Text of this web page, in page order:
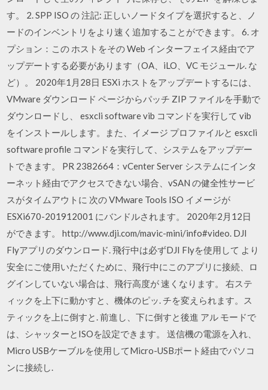
す。 2. SPP ISO の 注記: 正しいノードタイプを選択すると、ノ
ードのインベントリをより速く追加することができます。 6. オ
プション：この ホストをその Web インターフェイス経由でア
ップデートする必要があります（OA、iLO、VC モジュール. な
ど）。 2020年1月28日 ESXi ホストをアップデートするには、
VMware ダウンロード ページからパッチ ZIP ファイルを手動で
ダウンロードし、 esxcli software vib コマンドを実行して vib
をインストールします。また、イメージ プロファイルと esxcli
software profile コマンドを実行して、システムをアップデー
トできます。 PR 2382664：vCenter Server システムにインタ
ーネット経由でアクセスできない場合、vSAN の健全性サービ
スがタイムアウトに 次の VMware Tools ISO イメージが
ESXi670-201912001 にバンドルされます。 2020年2月12日
ができます。 http://www.dji.com/mavic-mini/info#video. DJI
Flyアプリのダウンロード. 飛行中は必ずDJI Flyを使用して より
安全にご使用いただくために、飛行中にこのアプリに接続、ロ
グインしていない場合は、飛行高度が 速くなります。 右ステ
ィックを上下に動かすと、機体のピッ. チを変えられます。ス
ティックを上に倒すと. 前進し、下に倒すと後進 アル モードで
は、シャッターとISOを設定できます。 送信機の電源を入れ、
Micro USBケーブルを使用してMicro-USBポート経由でパソコ
ンに接続し.